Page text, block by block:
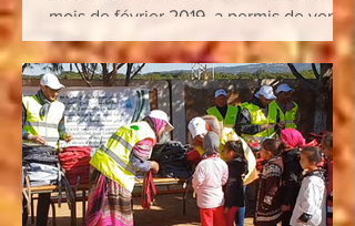
mois de février 2019, a permis de venir
en aide aux populations rurales de
plusieurs communes...